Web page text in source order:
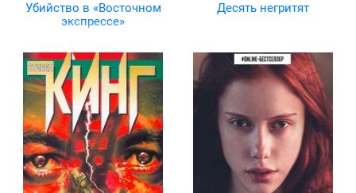
Убийство в «Восточном
экспрессе»
Десять негритят